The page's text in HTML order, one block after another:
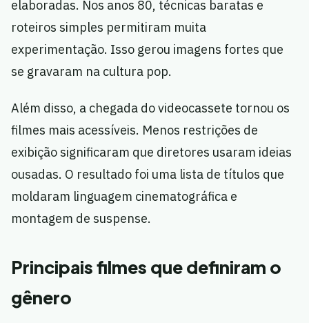
elaboradas. Nos anos 80, técnicas baratas e
roteiros simples permitiram muita
experimentação. Isso gerou imagens fortes que
se gravaram na cultura pop.
Além disso, a chegada do videocassete tornou os
filmes mais acessíveis. Menos restrições de
exibição significaram que diretores usaram ideias
ousadas. O resultado foi uma lista de títulos que
moldaram linguagem cinematográfica e
montagem de suspense.
Principais filmes que definiram o
gênero